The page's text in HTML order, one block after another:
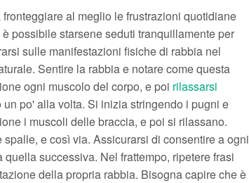
al meglio le frustrazioni quotidiane
possibile starsene seduti tranquillamente per
sulle manifestazioni fisiche di rabbia nel
Sentire la rabbia e notare come questa
ogni muscolo del corpo, e poi rilassarsi
po' alla volta. Si inizia stringendo i pugni e
i muscoli delle braccia, e poi si rilassano.
e così via. Assicurarsi di consentire a ogni
successiva. Nel frattempo, ripetere frasi
della propria rabbia. Bisogna capire che è